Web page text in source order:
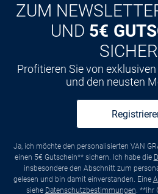
ZUM
UND 5€
Profitieren Sie von
und den neusten
Ja, ich möchte den personalisierten VAN
einen 5€ Gutschein** sichern. Ich habe die
insbesondere den Abschnitt zum
gelesen und bin damit einverstanden. Eine
siehe Datenschutzbestimmungen. **Ihr